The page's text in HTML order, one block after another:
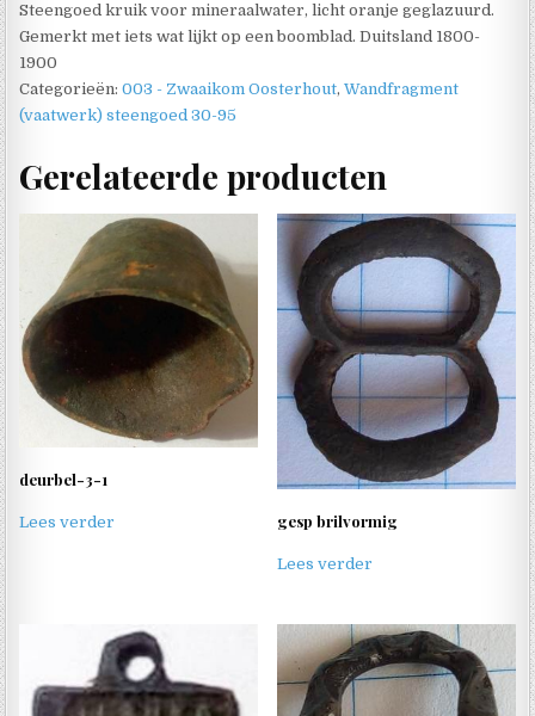
Steengoed kruik voor mineraalwater, licht oranje geglazuurd.
Gemerkt met iets wat lijkt op een boomblad. Duitsland 1800-
1900
Categorieën:003 - Zwaaikom Oosterhout,Wandfragment
(vaatwerk) steengoed 30-95
Gerelateerde producten
deurbel-3-1
Lees verder gesp brilvormig
Lees verder